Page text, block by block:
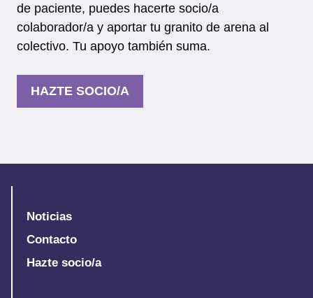
de paciente, puedes hacerte socio/a
colaborador/a y aportar tu granito de arena al
colectivo. Tu apoyo también suma.
HAZTE SOCIO/A
Noticias
Contacto
Hazte socio/a